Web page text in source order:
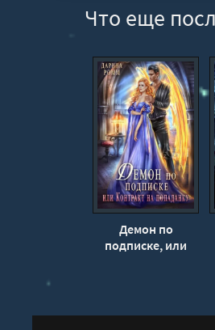
Что еще
Демон по
подписке, или